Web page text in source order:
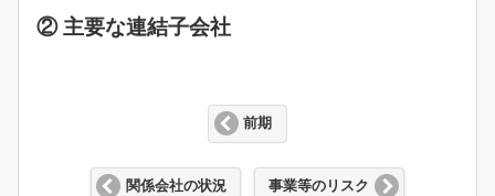
② 主要な連結子会社
前期
関係会社の状況 事業等のリスク